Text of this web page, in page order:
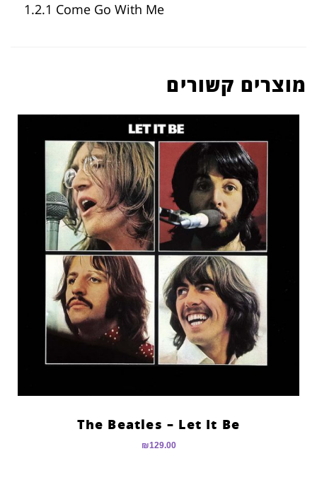
1.2.1 Come Go With Me
מוצרים קשורים
The Beatles – Let It Be
₪129.00